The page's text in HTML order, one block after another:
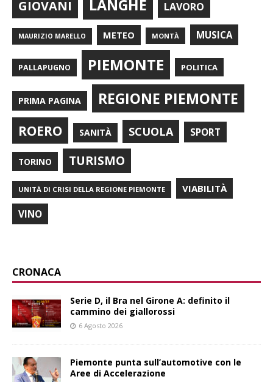
GIOVANI LANGHE LAVORO
MAURIZIO MARELLO METEO MONTÀ MUSICA
PALLAPUGNO PIEMONTE POLITICA
PRIMA PAGINA REGIONE PIEMONTE
ROERO SANITÀ SCUOLA SPORT
TORINO TURISMO
UNITÀ DI CRISI DELLA REGIONE PIEMONTE VIABILITÀ
VINO
CRONACA
Serie D, il Bra nel Girone A: definito il
cammino dei giallorossi
6 Agosto 2026
Piemonte punta sull’automotive con le
Aree di Accelerazione